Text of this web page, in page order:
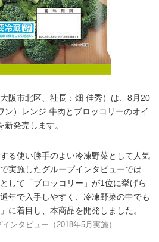
阪市北区、社長：畑 佳秀）は、8月20
ン）レンジ 牛肉とブロッコリーのオイ
発売します。
る使い勝手のよい冷凍野菜として人気
実施したグループインタビューでは
して「ブロッコリー」が1位に挙げら
年で入手しやすく、冷凍野菜の中でも
に着目し、本商品を開発しました。
ンタビュー（2018年5月実施）